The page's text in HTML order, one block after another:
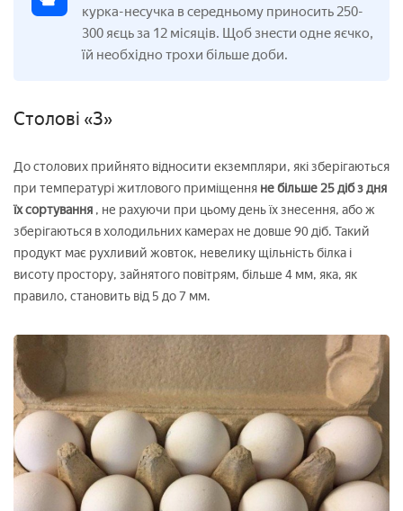
курка-несучка в середньому приносить 250-
300 яєць за 12 місяців. Щоб знести одне яєчко,
їй необхідно трохи більше доби.
Столові «З»
До столових прийнято відносити екземпляри, які зберігаються
при температурі житлового приміщення не більше 25 діб з дня
їх сортування , не рахуючи при цьому день їх знесення, або ж
зберігаються в холодильних камерах не довше 90 діб. Такий
продукт має рухливий жовток, невелику щільність білка і
висоту простору, зайнятого повітрям, більше 4 мм, яка, як
правило, становить від 5 до 7 мм.